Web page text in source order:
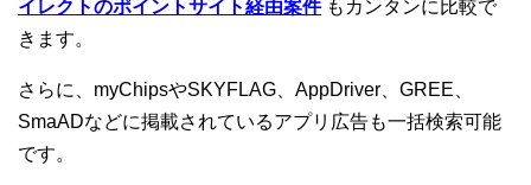
イレクトのポイントサイト経由案件もカンタンに比較で
きます。
さらに、myChipsやSKYFLAG、AppDriver、GREE、
SmaADなどに掲載されているアプリ広告も一括検索可能
です。